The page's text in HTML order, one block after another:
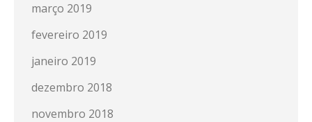
março 2019
fevereiro 2019
janeiro 2019
dezembro 2018
novembro 2018